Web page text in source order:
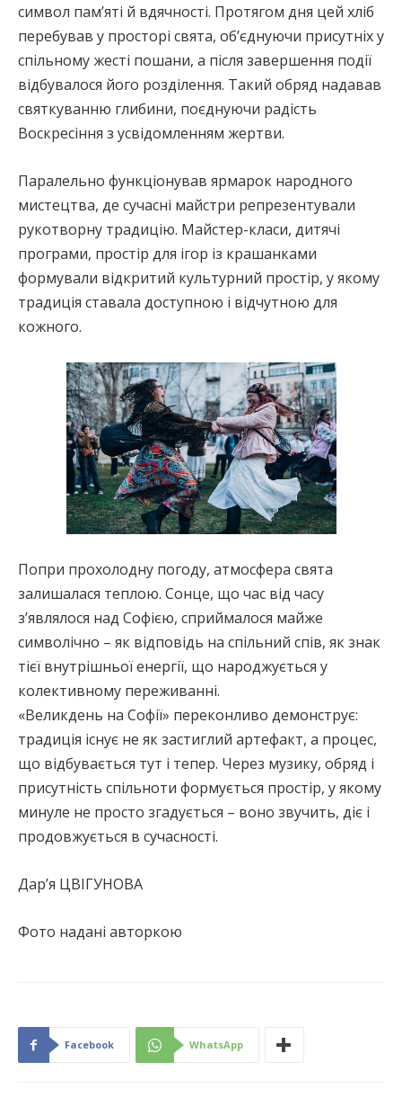
символ пам’яті й вдячності. Протягом дня цей хліб
перебував у просторі свята, об’єднуючи присутніх у
спільному жесті пошани, а після завершення події
відбувалося його розділення. Такий обряд надавав
святкуванню глибини, поєднуючи радість
Воскресіння з усвідомленням жертви.
Паралельно функціонував ярмарок народного
мистецтва, де сучасні майстри репрезентували
рукотворну традицію. Майстер-класи, дитячі
програми, простір для ігор із крашанками
формували відкритий культурний простір, у якому
традиція ставала доступною і відчутною для
кожного.
Попри прохолодну погоду, атмосфера свята
залишалася теплою. Сонце, що час від часу
з’являлося над Софією, сприймалося майже
символічно – як відповідь на спільний спів, як знак
тієї внутрішньої енергії, що народжується у
колективному переживанні.
«Великдень на Софії» переконливо демонструє:
традиція існує не як застиглий артефакт, а процес,
що відбувається тут і тепер. Через музику, обряд і
присутність спільноти формується простір, у якому
минуле не просто згадується – воно звучить, діє і
продовжується в сучасності.
Дар’я ЦВІГУНОВА
Фото надані авторкою
Facebook WhatsApp